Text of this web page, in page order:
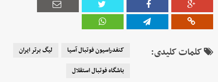
کلمات کلیدی: کنفدراسیون فوتبال آسیا
لیگ برتر ایران
باشگاه فوتبال استقلال